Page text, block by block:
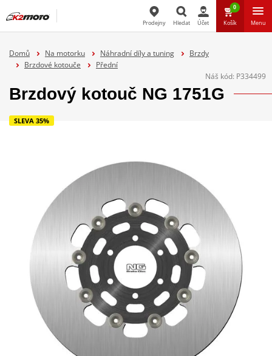
Prodejny Hledat Účet
0
Košík Menu
Domů Na motorku Náhradní díly a tuning
Brzdy
Brzdové kotouče
Přední
Náš kód: P334499
Brzdový kotouč NG 1751G
SLEVA 35%